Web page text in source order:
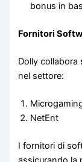
bonus in
Fornitori
Dolly collabora
nel settore:
NetEnt
I fornitori di